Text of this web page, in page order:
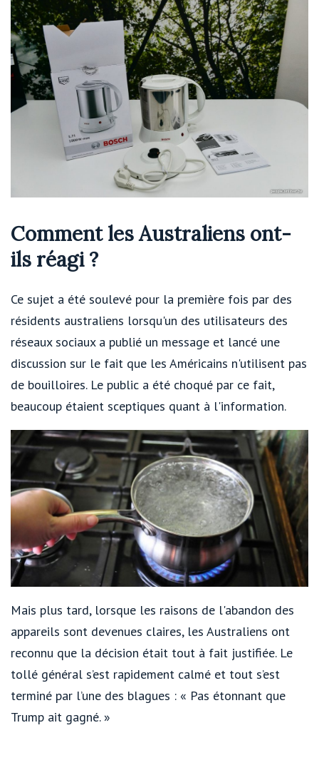
Comment les Australiens ont-
ils réagi ?
Ce sujet a été soulevé pour la première fois par des
résidents australiens lorsqu'un des utilisateurs des
réseaux sociaux a publié un message et lancé une
discussion sur le fait que les Américains n'utilisent pas
de bouilloires. Le public a été choqué par ce fait,
beaucoup étaient sceptiques quant à l'information.
Mais plus tard, lorsque les raisons de l'abandon des
appareils sont devenues claires, les Australiens ont
reconnu que la décision était tout à fait justifiée. Le
tollé général s’est rapidement calmé et tout s’est
terminé par l’une des blagues : « Pas étonnant que
Trump ait gagné. »